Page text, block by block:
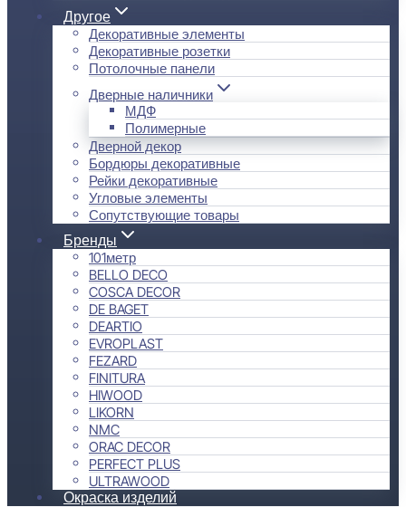
Другое
Декоративные элементы
Декоративные розетки
Потолочные панели
Дверные наличники
МДФ
Полимерные
Дверной декор
Бордюры декоративные
Рейки декоративные
Угловые элементы
Сопутствующие товары
Бренды
101метр
BELLO DECO
COSCA DECOR
DE BAGET
DEARTIO
EVROPLAST
FEZARD
FINITURA
HIWOOD
LIKORN
NMC
ORAC DECOR
PERFECT PLUS
ULTRAWOOD
Окраска изделий